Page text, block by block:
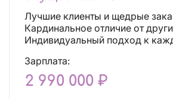
Лучшие клиенты и щедрые
Кардинальное отличие от
Индивидуальный подход к
Зарплата:
2 990 000 ₽